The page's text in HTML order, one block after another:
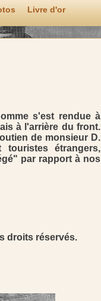
Livre d'or
s'est rendue à
à l'arrière du front.
de monsieur D.
étrangers,
par rapport à nos
droits réservés.